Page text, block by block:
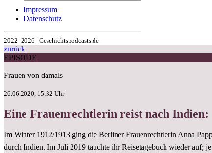
Impressum
Datenschutz
2022–2026 | Geschichtspodcasts.de
zurück
EPISODE
Frauen von damals
26.06.2020, 15:32 Uhr
Eine Frauenrechtlerin reist nach Indien:
Im Winter 1912/1913 ging die Berliner Frauenrechtlerin Anna
durch Indien. Im Juli 2019 tauchte ihr Reisetagebuch wieder auf;